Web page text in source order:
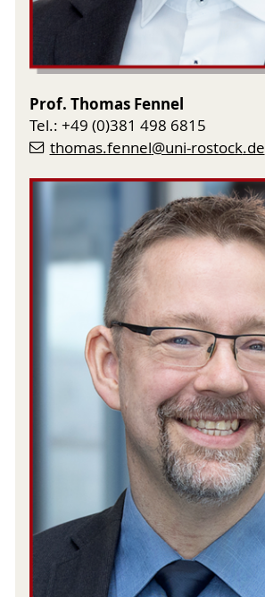
Prof. Thomas Fennel
Tel.: +49 (0)381 498 6815
thomas.fennel@uni-rostock.de